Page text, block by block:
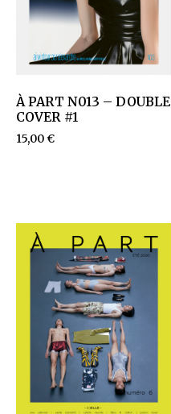
À PART N013 – DOUBLE
COVER #1
15,00€